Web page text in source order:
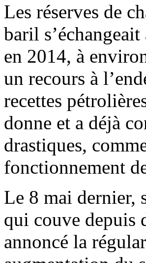
Les réserves de
baril
en 2014, à
un recours à
recettes
donne et a déjà
drastiques,
fonctionnement
Le 8 mai dernier,
qui couve depuis
annoncé la